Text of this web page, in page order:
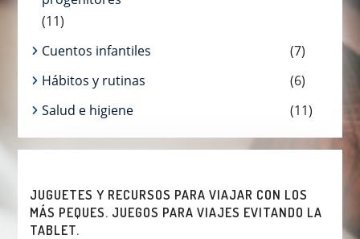
(11)
Cuentos infantiles
(7)
Hábitos y rutinas
(6)
Salud e higiene
(11)
JUGUETES Y RECURSOS PARA VIAJAR CON LOS
MÁS PEQUES. JUEGOS PARA VIAJES EVITANDO LA
TABLET.